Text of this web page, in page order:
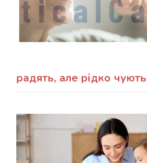
радять, але рідко чують